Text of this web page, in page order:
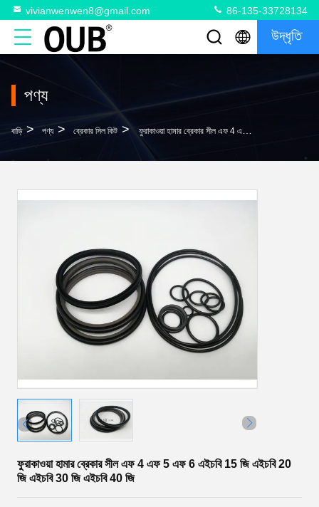
vivianwenwen8@gmail.com 86-135-33728134
উদ্ধৃতি
পণ্য
বাড়ি > পণ্য > ব্রেকার সিল কিট > ফুরাকাওয়া হামার ব্রেকার সীল এফ 4 এফ 5 এফ 6 এইচবি 15 জি এইচবি 20 জি এইচবি 30 জি এইচবি 40 জি
ফুরাকাওয়া হামার ব্রেকার সীল এফ 4 এফ 5 এফ 6 এইচবি 15 জি এইচবি 20
জি এইচবি 30 জি এইচবি 40 জি